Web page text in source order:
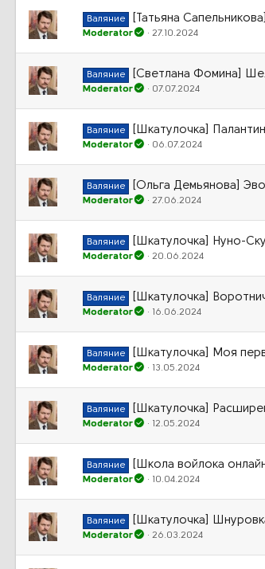
Валяние [Татьяна
Moderator 27.10.2024
Валяние [Светлана Фомина]
Moderator 07.07.2024
Валяние [Шкатулочка]
Moderator 06.07.2024
Валяние [Ольга Демьянова]
Moderator 27.06.2024
Валяние [Шкатулочка] Нуно-
Moderator 20.06.2024
Валяние [Шкатулочка]
Moderator 16.06.2024
Валяние [Шкатулочка] Моя
Moderator 13.05.2024
Валяние [Шкатулочка]
Moderator 12.05.2024
Валяние [Школа войлока
Moderator 10.04.2024
Валяние [Шкатулочка]
Moderator 26.03.2024